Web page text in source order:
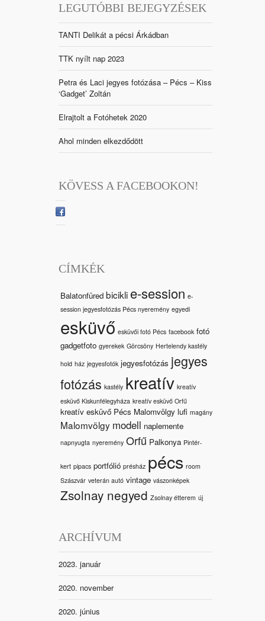
LEGUTÓBBI BEJEGYZÉSEK
TANTI Delikát a pécsi Árkádban
TTK nyílt nap 2023
Petra és Laci jegyes fotózása – Pécs – Kiss
‘Gadget’ Zoltán
Elrajtolt a Fotóhetek 2020
Ahol minden elkezdődött
KÖVESS A FACEBOOKON!
CÍMKÉK
Balatonfüred bicikli e-session e-
session jegyesfotózás Pécs nyeremény egyedi
esküvő esküvői fotó Pécs facebook fotó
gadgetfoto gyerekek Görcsöny Hertelendy kastély
hold ház jegyesfotók jegyesfotózás jegyes
fotózás kastély kreatív kreatív
esküvő Kiskunfélegyháza kreatív esküvő Orfű
kreatív esküvő Pécs Malomvölgy lufi magány
Malomvölgy modell naplemente
napnyugta nyeremény Orfű Palkonya Pintér-
kert pipacs portfólió présház pécs room
Szászvár veterán autó vintage vászonképek
Zsolnay negyed Zsolnay étterem új
ARCHÍVUM
2023. január
2020. november
2020. június